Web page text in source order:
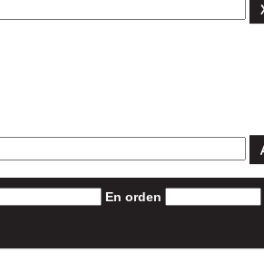
En orden